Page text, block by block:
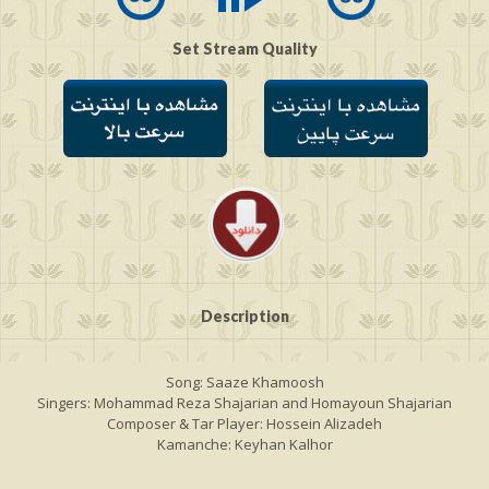
0
Set Stream Quality
Description
Song: Saaze Khamoosh
Singers: Mohammad Reza Shajarian and Homayoun Shajarian
Composer & Tar Player: Hossein Alizadeh
Kamanche: Keyhan Kalhor